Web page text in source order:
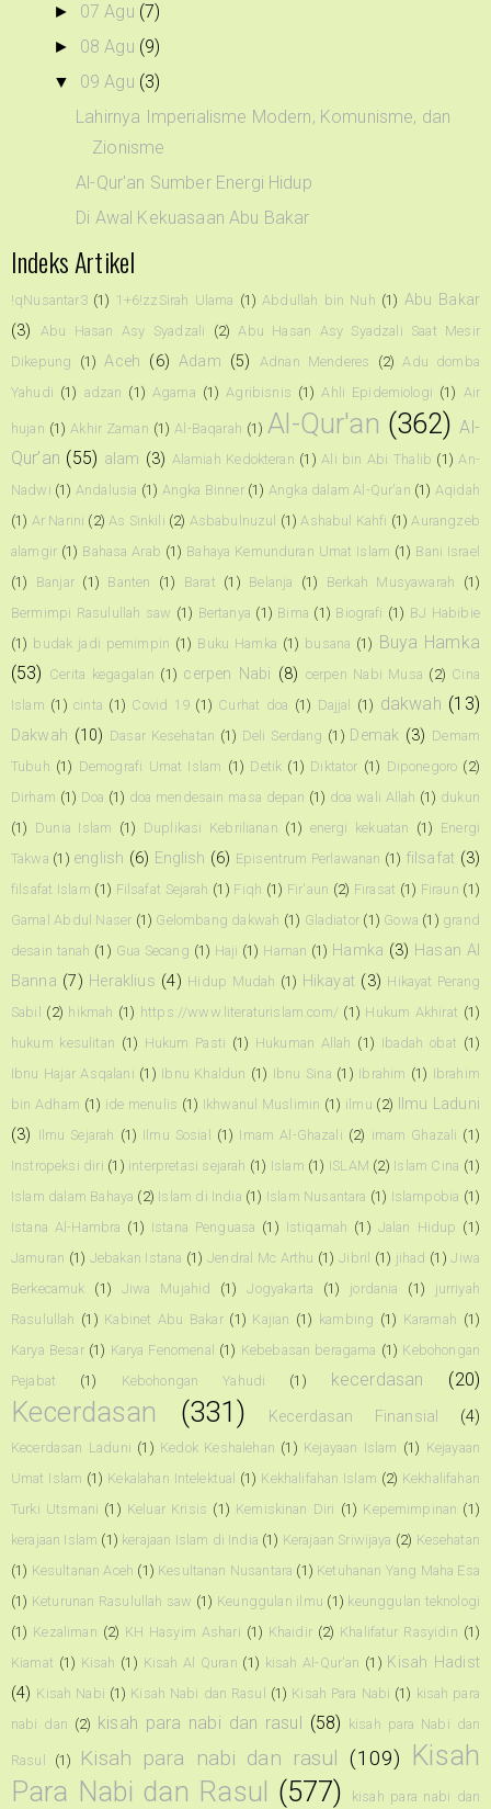
► 07 Agu (7)
► 08 Agu (9)
▼ 09 Agu (3)
Lahirnya Imperialisme Modern, Komunisme, dan
Zionisme
Al-Qur'an Sumber Energi Hidup
Di Awal Kekuasaan Abu Bakar
Indeks Artikel
!qNusantar3 (1) 1+6!zzSirah Ulama (1) Abdullah bin Nuh (1) Abu Bakar
(3)
Abu Hasan Asy Syadzali (2) Abu Hasan Asy Syadzali Saat Mesir
Dikepung
(1) Aceh (6) Adam (5) Adnan Menderes (2) Adu domba
Yahudi (1) adzan (1) Agama (1) Agribisnis (1) Ahli Epidemiologi (1) Air
hujan (1) Akhir Zaman (1) Al-Baqarah (1) Al-Qur'an (362) Al-
Qur’an (55) alam (3) Alamiah Kedokteran (1) Ali bin Abi Thalib (1) An-
Nadwi (1) Andalusia (1) Angka Binner (1) Angka dalam Al-Qur'an (1) Aqidah
(1) Ar Narini (2) As Sinkili (2) Asbabulnuzul (1) Ashabul Kahfi (1) Aurangzeb
alamgir (1) Bahasa Arab (1) Bahaya Kemunduran Umat Islam (1) Bani Israel
(1)
Banjar (1) Banten (1) Barat (1) Belanja (1) Berkah Musyawarah
(1)
Bermimpi Rasulullah saw (1) Bertanya (1) Bima (1) Biografi (1) BJ Habibie
(1) budak jadi pemimpin (1) Buku Hamka (1) busana (1) Buya Hamka
(53) Cerita kegagalan (1) cerpen Nabi (8) cerpen Nabi Musa (2) Cina
Islam (1) cinta (1) Covid 19 (1) Curhat doa (1) Dajjal (1) dakwah (13)
Dakwah (10) Dasar Kesehatan (1) Deli Serdang (1) Demak (3) Demam
Tubuh (1) Demografi Umat Islam (1) Detik (1) Diktator (1) Diponegoro (2)
Dirham (1) Doa (1) doa mendesain masa depan (1) doa wali Allah (1) dukun
(1) Dunia Islam (1) Duplikasi Kebrilianan (1) energi kekuatan (1) Energi
Takwa (1) english (6) English (6) Episentrum Perlawanan (1) filsafat (3)
filsafat Islam (1) Filsafat Sejarah (1) Fiqh (1) Fir'aun (2) Firasat (1) Firaun (1)
Gamal Abdul Naser (1) Gelombang dakwah (1) Gladiator (1) Gowa (1) grand
desain tanah (1) Gua Secang (1) Haji (1) Haman (1) Hamka (3) Hasan Al
Banna (7) Heraklius (4) Hidup Mudah (1) Hikayat (3) Hikayat Perang
Sabil
(2) hikmah (1) https://www.literaturislam.com/ (1) Hukum Akhirat (1)
hukum kesulitan (1) Hukum Pasti (1) Hukuman Allah (1) Ibadah obat (1)
Ibnu Hajar Asqalani (1) Ibnu Khaldun (1) Ibnu Sina (1) Ibrahim (1) Ibrahim
bin Adham (1) ide menulis (1) Ikhwanul Muslimin (1) ilmu (2)
Ilmu Laduni
(3) Ilmu Sejarah (1) Ilmu Sosial (1) Imam Al-Ghazali (2) imam Ghazali (1)
Instropeksi diri (1) interpretasi sejarah (1) Islam (1) ISLAM (2) Islam Cina (1)
Islam dalam Bahaya (2) Islam di India (1) Islam Nusantara (1) Islampobia (1)
Istana Al-Hambra (1) Istana Penguasa (1) Istiqamah (1) Jalan Hidup (1)
Jamuran (1) Jebakan Istana (1) Jendral Mc Arthu (1) Jibril (1) jihad (1) Jiwa
Berkecamuk
(1) Jiwa Mujahid (1) Jogyakarta (1) jordania (1)
jurriyah
Rasulullah (1) Kabinet Abu Bakar (1) Kajian (1) kambing (1) Karamah (1)
Karya Besar (1) Karya Fenomenal (1) Kebebasan beragama (1) Kebohongan
Pejabat
(1) Kebohongan Yahudi (1) kecerdasan (20)
Kecerdasan (331) Kecerdasan Finansial (4)
Kecerdasan Laduni (1) Kedok Keshalehan (1) Kejayaan Islam (1) Kejayaan
Umat Islam (1) Kekalahan Intelektual (1) Kekhalifahan Islam (2) Kekhalifahan
Turki Utsmani (1) Keluar Krisis (1) Kemiskinan Diri (1) Kepemimpinan (1)
kerajaan Islam (1) kerajaan Islam di India (1) Kerajaan Sriwijaya (2) Kesehatan
(1) Kesultanan Aceh (1) Kesultanan Nusantara (1) Ketuhanan Yang Maha Esa
(1) Keturunan Rasulullah saw (1) Keunggulan ilmu (1) keunggulan teknologi
(1) Kezaliman (2) KH Hasyim Ashari (1) Khaidir (2) Khalifatur Rasyidin (1)
Kiamat (1) Kisah (1) Kisah Al Quran (1) kisah Al-Qur'an (1) Kisah Hadist
(4) Kisah Nabi (1) Kisah Nabi dan Rasul (1) Kisah Para Nabi (1) kisah para
nabi dan (2) kisah para nabi dan rasul (58) kisah para Nabi dan
Rasul (1) Kisah para nabi dan rasul (109) Kisah
Para Nabi dan Rasul (577)
kisah para nabi dan